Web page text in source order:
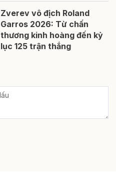
Zverev vô địch Roland
Garros 2026: Từ chấn
thương kinh hoàng đến kỷ
lục 125 trận thắng